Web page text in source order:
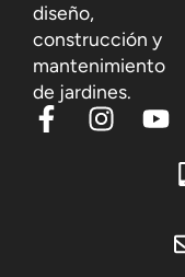
diseño,
construcción y
mantenimiento
de jardines.